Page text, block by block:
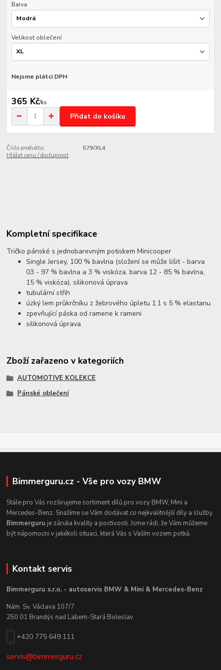
Barva
Velikost oblečení
Nejsme plátci DPH
365 Kč/ks
Přidat do košíku
Číslo produktu:
579/XL4
Hlídat cenu / dostupnost
Kompletní specifikace
Tričko pánské s jednobarevným potiskem Minicooper
Single Jersey, 100 % bavlna (složení se může lišit - barva
03 - 97 % bavlna a 3 % viskóza, barva 12 - 85 % bavlna,
15 % viskóza), silikonová úprava
tubulární střih
úzký lem průkrčníku z žebrového úpletu 1:1 s 5 % elastanu
zpevňující páska od ramene k rameni
silikonová úprava
Zboží zařazeno v kategoriích
AUTOMOTIVE KOLEKCE
Pánské oblečení
Bimmerguru.cz - Vše pro vozy BMW
Stále pro Vás rozširujeme sortiment dílů pro vozy BMW, Mini a
Mercedes-Benz. Snažíme se Vám dodávat co nejkvalitnější díly a služby.
Bimmerguru je záruka kvality a poctivosti. Jsme rádi, že Vám můžeme
být nápomocni v jakékoli situaci, která Vás s Vaším vozem potká.
Kontakt servis
Bimmerguru s.r.o. - autoservis BMW & Mini & Mercedes-Benz
Nám. Sv. Václava 107/7
250 01 Brandýs nad Labem-Stará Boleslav
+420 775 649 111
servis@bimmerguru.cz